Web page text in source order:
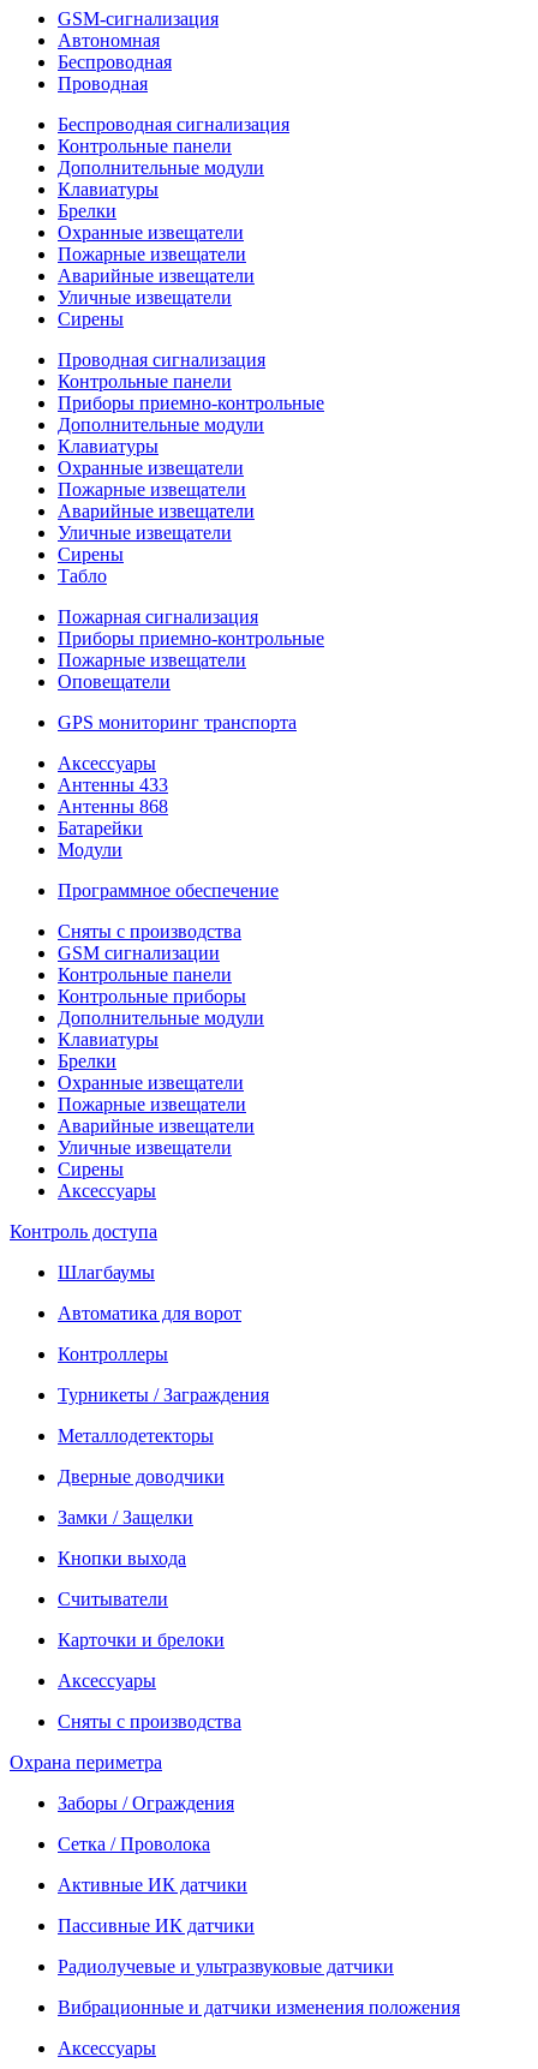
GSM-сигнализация
Автономная
Беспроводная
Проводная
Беспроводная сигнализация
Контрольные панели
Дополнительные модули
Клавиатуры
Брелки
Охранные извещатели
Пожарные извещатели
Аварийные извещатели
Уличные извещатели
Сирены
Проводная сигнализация
Контрольные панели
Приборы приемно-контрольные
Дополнительные модули
Клавиатуры
Охранные извещатели
Пожарные извещатели
Аварийные извещатели
Уличные извещатели
Сирены
Табло
Пожарная сигнализация
Приборы приемно-контрольные
Пожарные извещатели
Оповещатели
GPS мониторинг транспорта
Аксессуары
Антенны 433
Антенны 868
Батарейки
Модули
Программное обеспечение
Сняты с производства
GSM сигнализации
Контрольные панели
Контрольные приборы
Дополнительные модули
Клавиатуры
Брелки
Охранные извещатели
Пожарные извещатели
Аварийные извещатели
Уличные извещатели
Сирены
Аксессуары
Контроль доступа
Шлагбаумы
Автоматика для ворот
Контроллеры
Турникеты / Заграждения
Металлодетекторы
Дверные доводчики
Замки / Защелки
Кнопки выхода
Считыватели
Карточки и брелоки
Аксессуары
Сняты с производства
Охрана периметра
Заборы / Ограждения
Сетка / Проволока
Активные ИК датчики
Пассивные ИК датчики
Радиолучевые и ультразвуковые датчики
Вибрационные и датчики изменения положения
Аксессуары